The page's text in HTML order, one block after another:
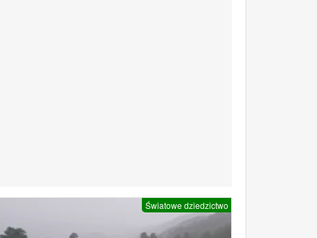
Światowe dziedzictwo